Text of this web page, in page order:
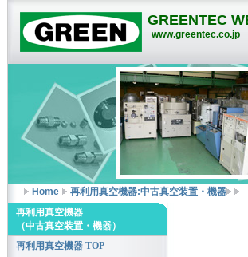
GREENTEC
www.greentec.co.jp
Home 再利用真空機器:中古真空装置・機器
再利用真空機器
（中古真空装置・機器）
再利用真空機器 TOP